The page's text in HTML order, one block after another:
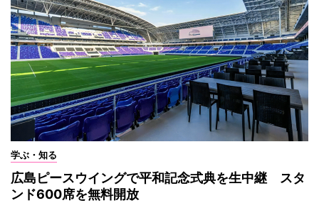
学ぶ・知る
広島ピースウイングで平和記念式典を生中継 スタ
ンド600席を無料開放